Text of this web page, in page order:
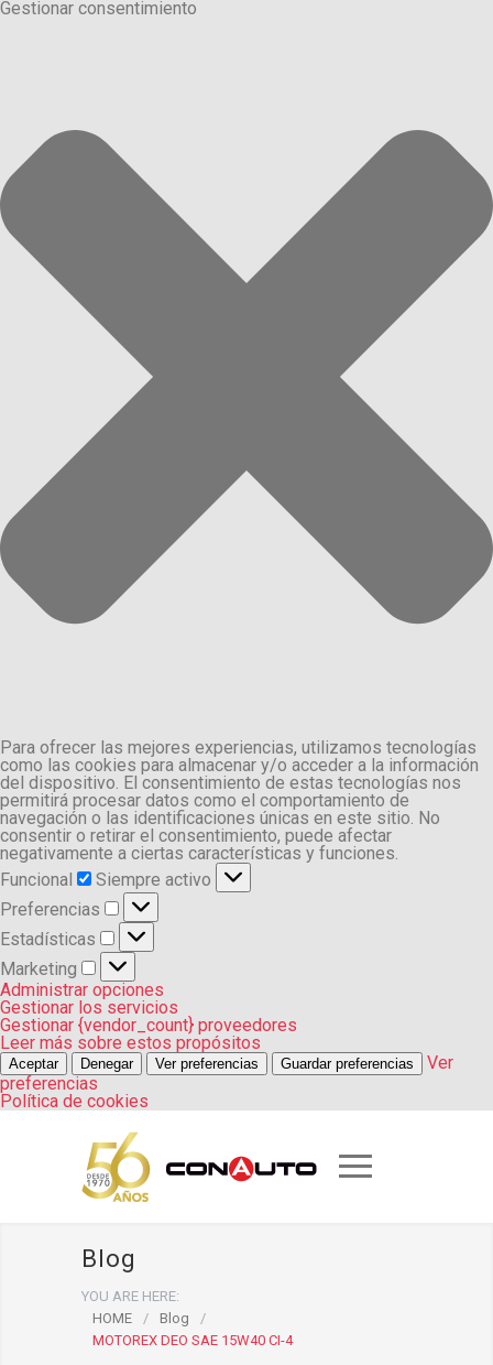
Gestionar consentimiento
Para ofrecer las mejores experiencias, utilizamos tecnologías
como las cookies para almacenar y/o acceder a la información
del dispositivo. El consentimiento de estas tecnologías nos
permitirá procesar datos como el comportamiento de
navegación o las identificaciones únicas en este sitio. No
consentir o retirar el consentimiento, puede afectar
negativamente a ciertas características y funciones.
Funcional
Funcional
Siempre activo
Preferencias
Preferencias
Estadísticas
Estadísticas
Marketing
Marketing
Administrar opciones
Gestionar los servicios
Gestionar {vendor_count} proveedores
Leer más sobre estos propósitos
Aceptar Denegar Ver preferencias Guardar preferencias
Ver
preferencias
Política de cookies
Blog
YOU ARE HERE:
HOME
/ Blog
/
MOTOREX DEO SAE 15W40 CI-4